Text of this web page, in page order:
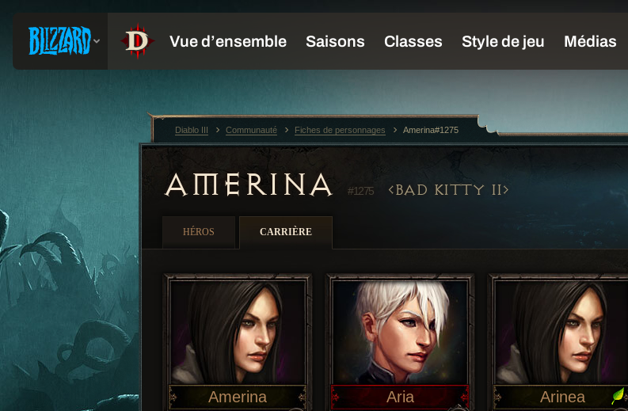
AMERINA #1275 BAD KITTY II
HÉROS CARRIÈRE
Amerina Aria Arinea
Diablo III Communauté Fiches de personnages Amerina#1275